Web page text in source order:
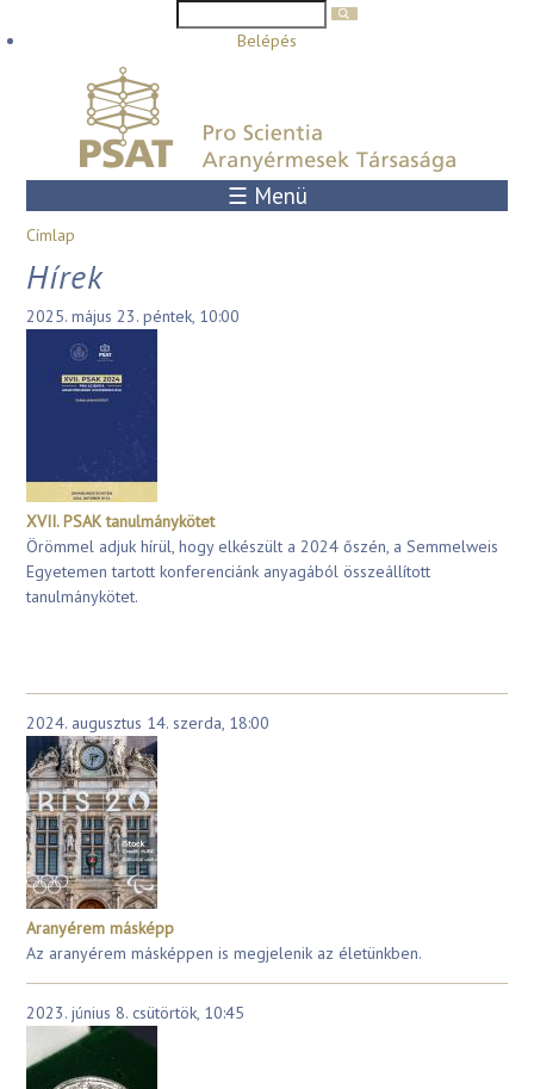
Ugrás a tartalomra
Belépés
☰ Menü
Jelenlegi hely
Címlap
Hírek
2025. május 23. péntek, 10:00
XVII. PSAK tanulmánykötet
Örömmel adjuk hírül, hogy elkészült a 2024 őszén, a Semmelweis
Egyetemen tartott konferenciánk anyagából összeállított
tanulmánykötet.
2024. augusztus 14. szerda, 18:00
Aranyérem másképp
Az aranyérem másképpen is megjelenik az életünkben.
2023. június 8. csütörtök, 10:45